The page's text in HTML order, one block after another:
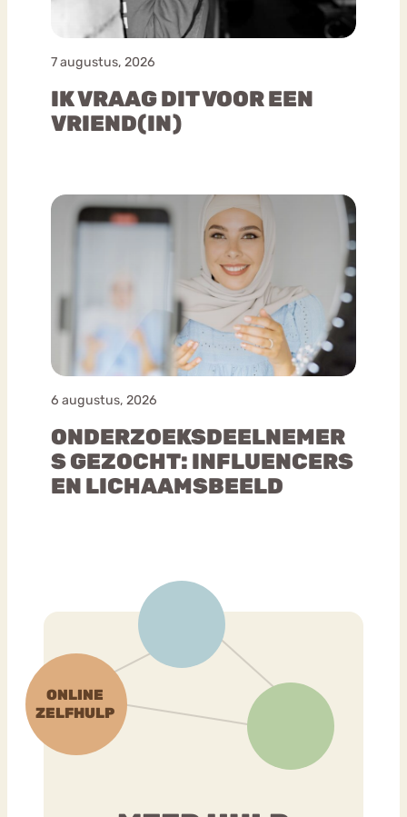
7 augustus, 2026
IK VRAAG DIT VOOR EEN
VRIEND(IN)
6 augustus, 2026
ONDERZOEKSDEELNEMER
S GEZOCHT: INFLUENCERS
EN LICHAAMSBEELD